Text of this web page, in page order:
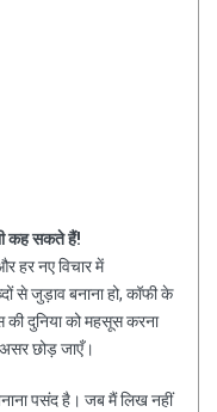
कह सकते हैं!
हर नए विचार में
से जुड़ाव बनाना हो, कॉफी के
की दुनिया को महसूस करना
छोड़ जाएँ।
पसंद है। जब मैं लिख नहीं